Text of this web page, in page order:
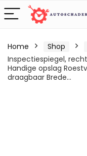
Home Shop
Inspectiespiegel,
Handige opslag
draagbaar Brede…